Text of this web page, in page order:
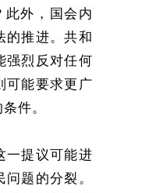
此外，国会内
的推进。共和
强烈反对任何
可能要求更广
件。
一提议可能进
题的分裂。